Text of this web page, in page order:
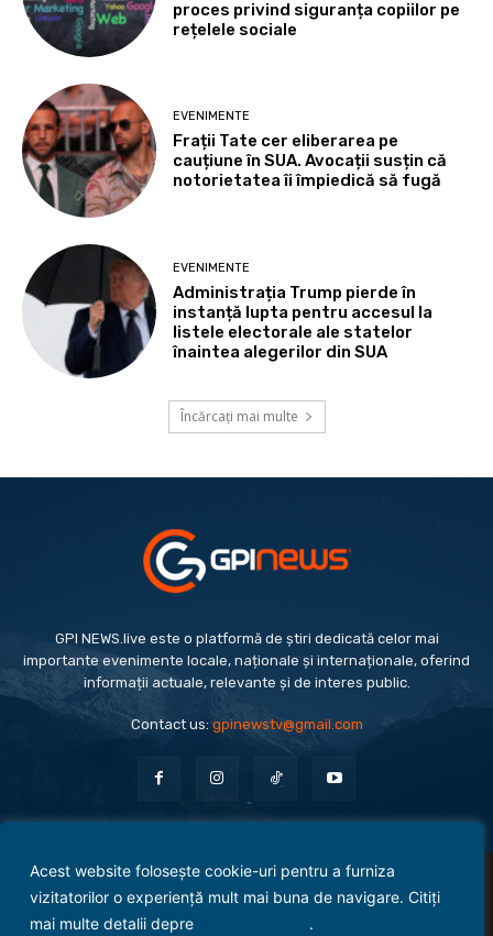
Acest website folosește cookie-uri pentru a furniza
vizitatorilor o experiență mult mai buna de navigare. Citiți
mai multe detalii depre
.
proces privind siguranța copiilor pe
rețelele sociale
EVENIMENTE
Frații Tate cer eliberarea pe
cauțiune în SUA. Avocații susțin că
notorietatea îi împiedică să fugă
EVENIMENTE
Administrația Trump pierde în
instanță lupta pentru accesul la
listele electorale ale statelor
înaintea alegerilor din SUA
Încărcați mai multe
GPI NEWS.live este o platformă de știri dedicată celor mai
importante evenimente locale, naționale și internaționale, oferind
informații actuale, relevante și de interes public.
Contact us:gpinewstv@gmail.com
Evenimente Politică Economie Social
Sport
Cultură
Antreprenoriat
Administrație Publică